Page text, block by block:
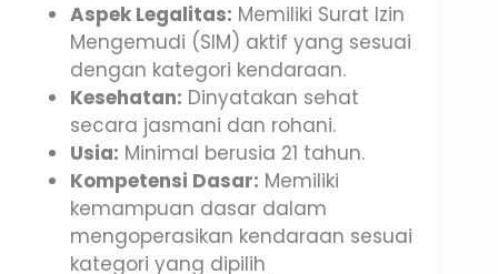
Aspek Legalitas: Memiliki Surat Izin
Mengemudi (SIM) aktif yang sesuai
dengan kategori kendaraan.
Kesehatan: Dinyatakan sehat
secara jasmani dan rohani.
Usia: Minimal berusia 21 tahun.
Kompetensi Dasar: Memiliki
kemampuan dasar dalam
mengoperasikan kendaraan sesuai
kategori yang dipilih